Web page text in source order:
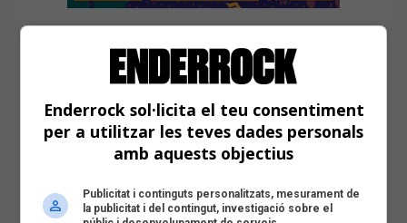
Enderrock sol·licita el teu consentiment
per a utilitzar les teves dades personals
amb aquests objectius
Publicitat i continguts personalitzats, mesurament de
la publicitat i del contingut, investigació sobre el